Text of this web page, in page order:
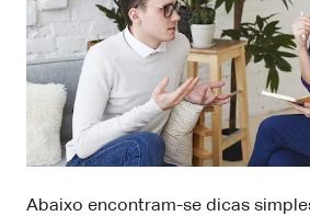
Abaixo encontram-se dicas